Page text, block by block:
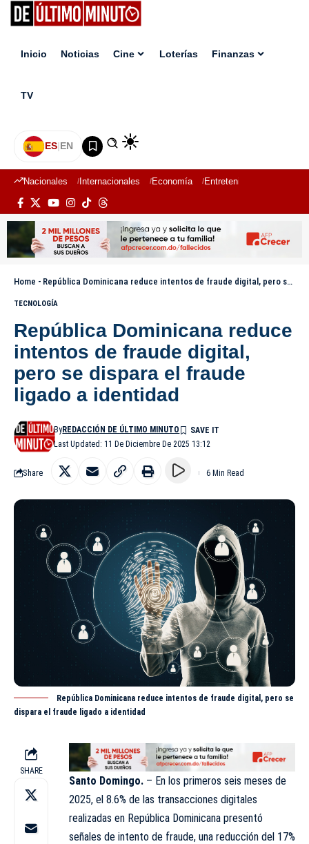
Inicio Noticias Cine Loterías Finanzas
TV
ES|EN
Nacionales Internacionales Economía Entretenimiento
Home - República Dominicana reduce intentos de fraude digital, pero se dispara el fraude ligado a identidad
TECNOLOGÍA
República Dominicana reduce
intentos de fraude digital,
pero se dispara el fraude
ligado a identidad
Last Updated: 11 De Diciembre De 2025 13:12
ByREDACCIÓN DE ÚLTIMO MINUTO
Share 6 Min Read
República Dominicana reduce intentos de fraude digital, pero se
dispara el fraude ligado a identidad
SHARE
Santo Domingo. – En los primeros seis meses de
2025, el 8.6% de las transacciones digitales
realizadas en República Dominicana presentó
señales de intento de fraude, una reducción del 17%